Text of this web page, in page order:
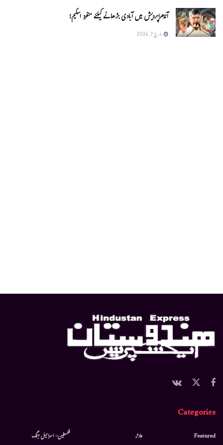
آندھراپردیش میں آبادی بڑھانے کیلئے منفرد اسکیم!
مارچ 7, 2026
Categories
Featured
حادثہ
فلسطین- اسرائیل جنگ